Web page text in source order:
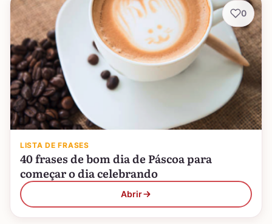
LISTA DE FRASES
40 frases de bom dia de Páscoa para
começar o dia celebrando
Abrir
0